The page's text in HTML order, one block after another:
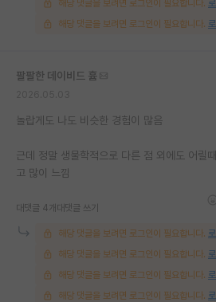
해당 댓글을 보려면 로그인이 필요합니다.
해당 댓글을 보려면 로그인이 필요합니다.
팔팔한 데이비드 흄
놀랍게도 나도 비슷한 경험이 많음
근데 정말 생물학적으로 다른 점 외에도 어릴
고 많이 느낌
대댓글 4개 대댓글 쓰기
해당 댓글을 보려면 로그인이 필요합니다.
해당 댓글을 보려면 로그인이 필요합니다.
해당 댓글을 보려면 로그인이 필요합니다.
해당 댓글을 보려면 로그인이 필요합니다.